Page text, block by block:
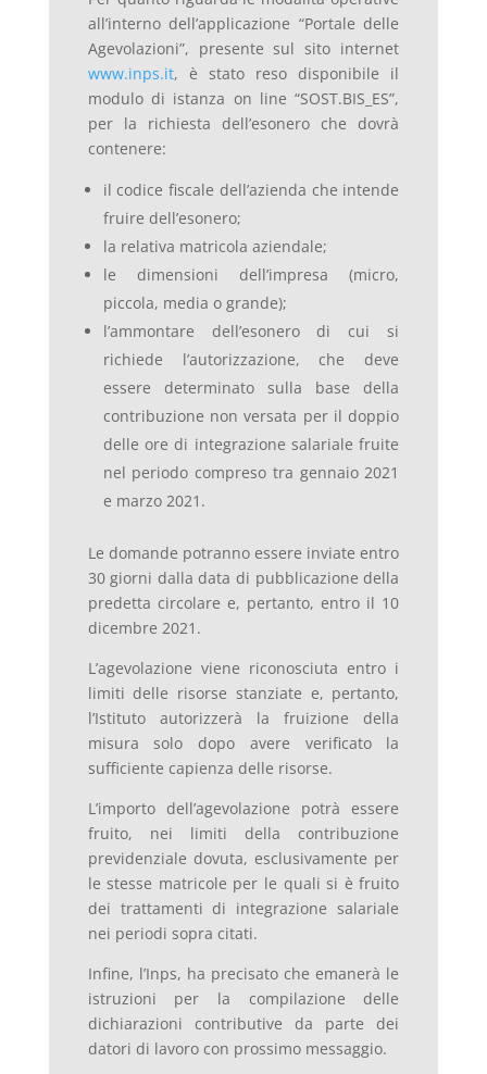
all’interno dell’applicazione “Portale delle
Agevolazioni”, presente sul sito internet
www.inps.it, è stato reso disponibile il
modulo di istanza on line “SOST.BIS_ES”,
per la richiesta dell’esonero che dovrà
contenere:
il codice fiscale dell’azienda che intende
fruire dell’esonero;
la relativa matricola aziendale;
le dimensioni dell’impresa (micro,
piccola, media o grande);
l’ammontare dell’esonero di cui si
richiede l’autorizzazione, che deve
essere determinato sulla base della
contribuzione non versata per il doppio
delle ore di integrazione salariale fruite
nel periodo compreso tra gennaio 2021
e marzo 2021.
Le domande potranno essere inviate entro
30 giorni dalla data di pubblicazione della
predetta circolare e, pertanto, entro il 10
dicembre 2021.
L’agevolazione viene riconosciuta entro i
limiti delle risorse stanziate e, pertanto,
l’Istituto autorizzerà la fruizione della
misura solo dopo avere verificato la
sufficiente capienza delle risorse.
L’importo dell’agevolazione potrà essere
fruito, nei limiti della contribuzione
previdenziale dovuta, esclusivamente per
le stesse matricole per le quali si è fruito
dei trattamenti di integrazione salariale
nei periodi sopra citati.
Infine, l’Inps, ha precisato che emanerà le
istruzioni per la compilazione delle
dichiarazioni contributive da parte dei
datori di lavoro con prossimo messaggio.